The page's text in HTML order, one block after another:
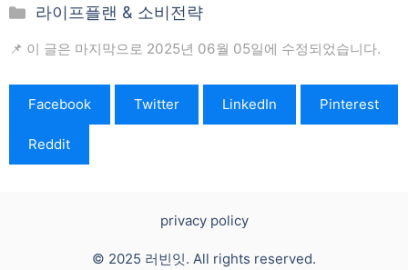
카
고
리
라이프플랜 & 소비전략
📌 이 글은 마지막으로 2025년 06월 05일에 수정되었습니다.
Facebook Twitter LinkedIn Pinterest
Reddit
privacy policy
© 2025 러빈잇. All rights reserved.